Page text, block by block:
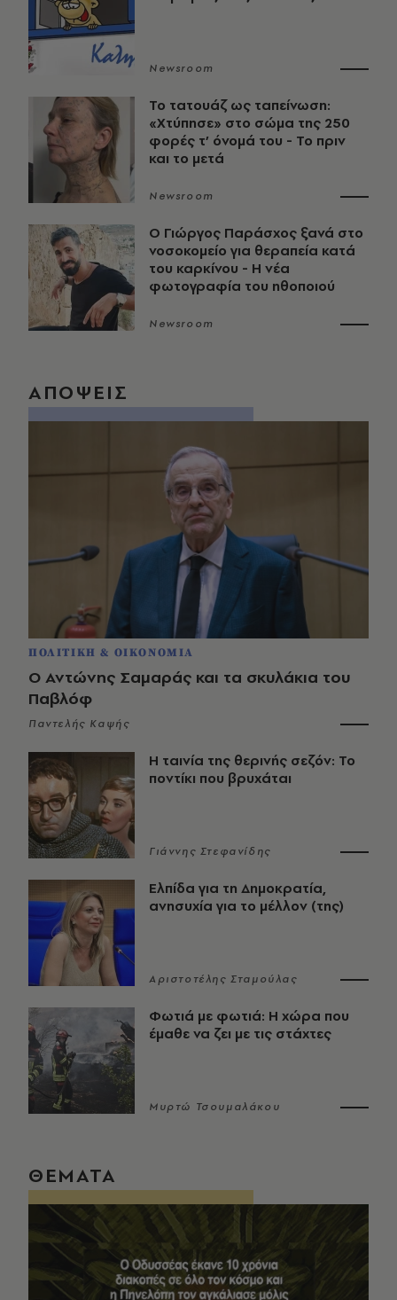
Newsroom
Το τατουάζ ως ταπείνωση:
«Χτύπησε» στο σώμα της 250
φορές τ’ όνομά του - Το πριν
και το μετά
Newsroom
O Γιώργος Παράσχος ξανά στο
νοσοκομείο για θεραπεία κατά
του καρκίνου - Η νέα
φωτογραφία του ηθοποιού
Newsroom
ΑΠΟΨΕΙΣ
ΠΟΛΙΤΙΚΗ & ΟΙΚΟΝΟΜΙΑ
Ο Αντώνης Σαμαράς και τα σκυλάκια του
Παβλόφ
Παντελής Καψής
Η ταινία της θερινής σεζόν: Το
ποντίκι που βρυχάται
Γιάννης Στεφανίδης
Ελπίδα για τη Δημοκρατία,
ανησυχία για το μέλλον (της)
Αριστοτέλης Σταμούλας
Φωτιά με φωτιά: Η χώρα που
έμαθε να ζει με τις στάχτες
Μυρτώ Τσουμαλάκου
ΘΕΜΑΤΑ